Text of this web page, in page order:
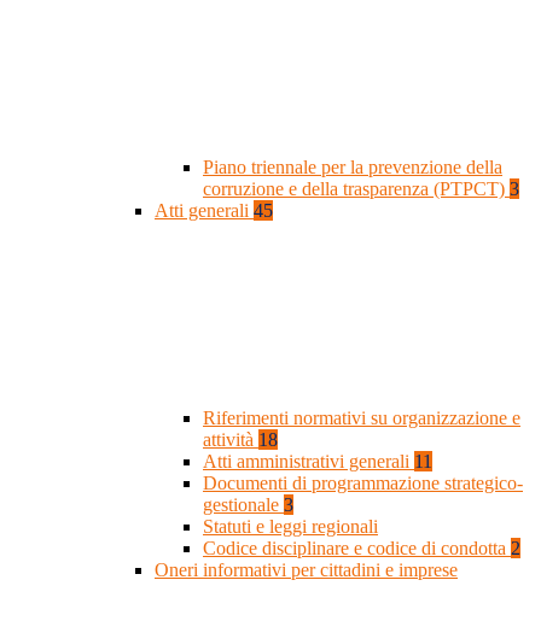
Piano triennale per la prevenzione della
corruzione e della trasparenza (PTPCT) 3
Atti generali 45
Riferimenti normativi su organizzazione e
attività 18
Atti amministrativi generali 11
Documenti di programmazione strategico-
gestionale 3
Statuti e leggi regionali
Codice disciplinare e codice di condotta 2
Oneri informativi per cittadini e imprese